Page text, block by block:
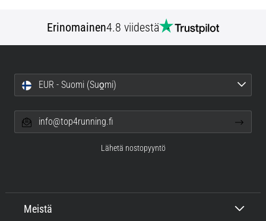
Erinomainen4.8 viidestä
Meistä
EUR - Suomi (Suo̯mi)
info@top4running.fi
Lähetä nostopyyntö